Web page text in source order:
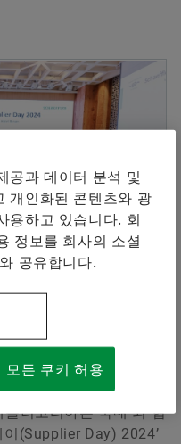
.
공유 및 우수 협력사 시
러코리아는 국내·외 협
이(Supplier Day) 2024’
공과 데이터 분석 및
개인화된 콘텐츠와 광
용하고 있습니다. 회
정보를 회사의 소셜
공유합니다.
모든 쿠키 허용